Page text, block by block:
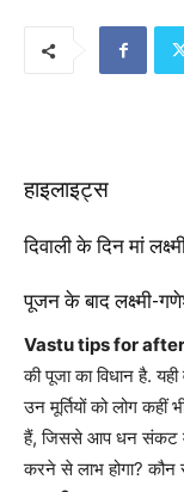
हाइलाइट्स
दिवाली के दिन मां
पूजन के बाद लक्ष्मी-
Vastu tips for
की पूजा का विधान है.
उन मूर्तियों को लोग
हैं, जिससे आप धन संकट में
करने से लाभ होगा? कौन